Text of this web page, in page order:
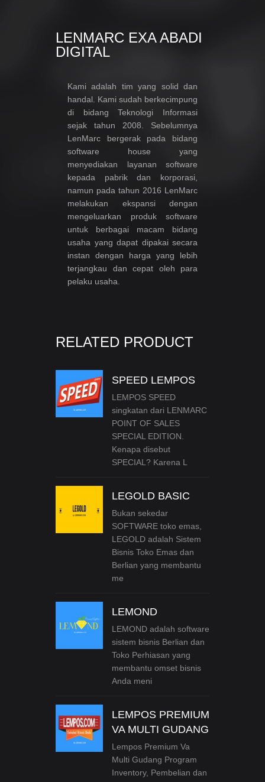
LENMARC EXA ABADI
DIGITAL
Kami adalah tim yang solid dan
handal. Kami sudah berkecimpung
di bidang Teknologi Informasi
sejak tahun 2008. Sebelumnya
LenMarc bergerak pada bidang
software house yang
menyediakan layanan software
kepada pabrik dan korporasi,
namun pada tahun 2016 LenMarc
melakukan ekspansi dengan
mengeluarkan produk software
untuk berbagai macam bidang
usaha yang dapat dipakai secara
instan dengan harga yang lebih
terjangkau dan cepat oleh para
pelaku usaha.
RELATED PRODUCT
SPEED LEMPOS
LEMPOS SPEED
singkatan dari LENMARC
POINT OF SALES
SPECIAL EDITION.
Kenapa disebut
SPECIAL? Karena L
LEGOLD BASIC
Bukan sekedar
SOFTWARE toko emas,
LEGOLD adalah Sistem
Bisnis Toko Emas dan
Berlian yang membantu
me
LEMOND
LEMOND adalah software
sistem bisnis Berlian dan
Toko Perhiasan yang
membantu omset bisnis
Anda meni
LEMPOS PREMIUM
VA MULTI GUDANG
Lempos Premium Va
Multi Gudang Program
Inventory, Pembelian dan